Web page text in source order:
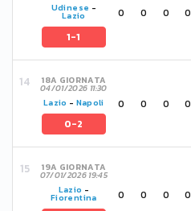
Udinese -
Lazio
1-1
0 0 0 0
18A GIORNATA
04/01/2026 11:30
Lazio - Napoli
0-2
0 0 0 0
19A GIORNATA
07/01/2026 19:45
Lazio -
Fiorentina 0 0 0 0